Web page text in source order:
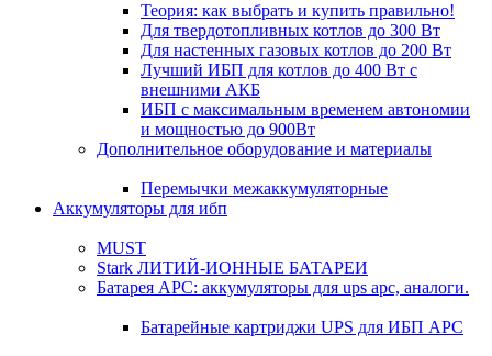
Теория: как выбрать и купить правильно!
Для твердотопливных котлов до 300 Вт
Для настенных газовых котлов до 200 Вт
Лучший ИБП для котлов до 400 Вт с
внешними АКБ
ИБП с максимальным временем автономии
и мощностью до 900Вт
Дополнительное оборудование и материалы
Перемычки межаккумуляторные
Аккумуляторы для ибп
MUST
Stark ЛИТИЙ-ИОННЫЕ БАТАРЕИ
Батарея APC: аккумуляторы для ups apc, аналоги.
Батарейные картриджи UPS для ИБП APC